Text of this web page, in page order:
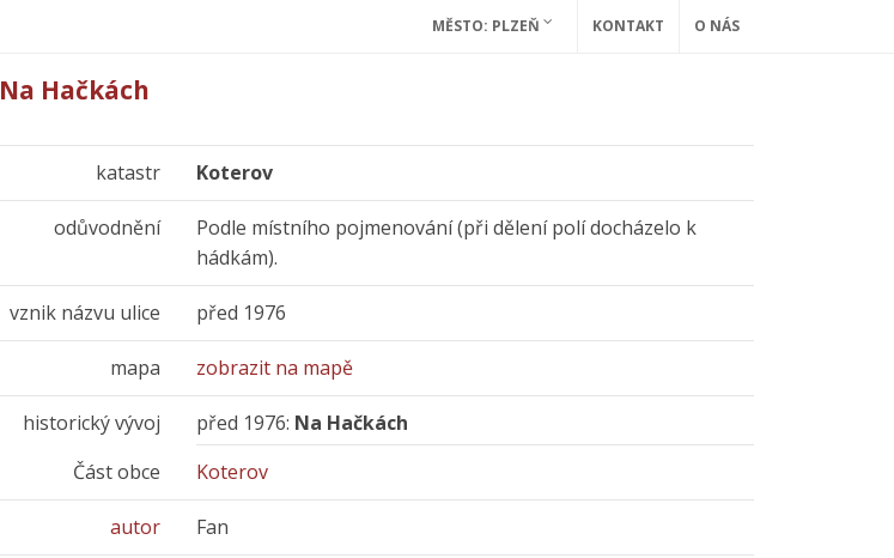
MĚSTO: PLZEŇ KONTAKT O NÁS
Na Hačkách
katastr Koterov
odůvodnění
Podle místního pojmenování (při dělení polí docházelo k
hádkám).
vznik názvu ulice před 1976
mapa zobrazit na mapě
historický vývoj před 1976: Na Hačkách
Část obce
Koterov
autor Fan